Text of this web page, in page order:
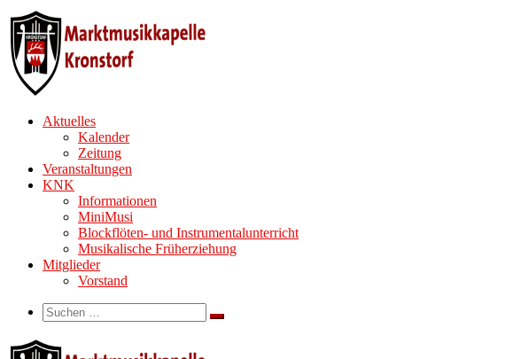
Zum
Inhalt
springen
Aktuelles
Kalender
Zeitung
Veranstaltungen
KNK
Informationen
MiniMusi
Blockflöten- und Instrumentalunterricht
Musikalische Früherziehung
Mitglieder
Vorstand
Search
Suche
Suchen …